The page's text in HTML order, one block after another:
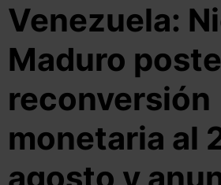
Venezuela:
Maduro
reconversión
monetaria al